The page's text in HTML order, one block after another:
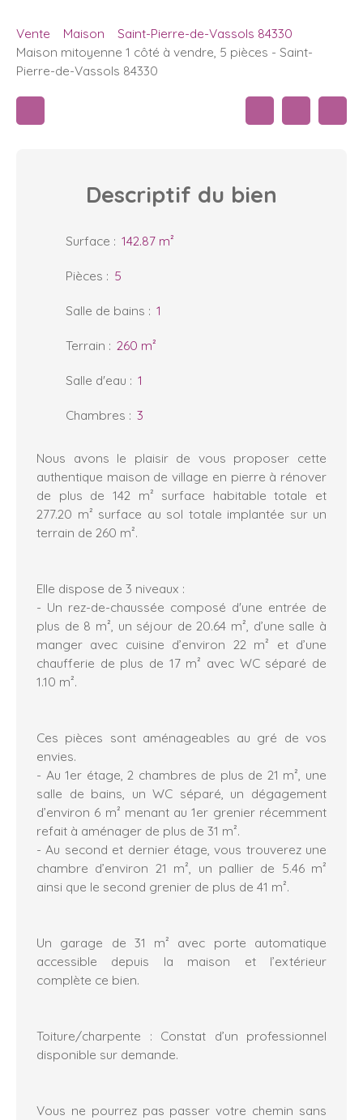
Vente Maison
Saint-Pierre-de-Vassols 84330
Maison mitoyenne 1 côté à vendre, 5 pièces - Saint-
Pierre-de-Vassols 84330
Descriptif du bien
Surface : 142.87 m²
Pièces : 5
Salle de bains : 1
Terrain : 260 m²
Salle d'eau : 1
Chambres : 3
Nous avons le plaisir de vous proposer cette
authentique maison de village en pierre à rénover
de plus de 142 m² surface habitable totale et
277.20 m² surface au sol totale implantée sur un
terrain de 260 m².
Elle dispose de 3 niveaux :
- Un rez-de-chaussée composé d'une entrée de
plus de 8 m², un séjour de 20.64 m², d’une salle à
manger avec cuisine d’environ 22 m² et d’une
chaufferie de plus de 17 m² avec WC séparé de
1.10 m².
Ces pièces sont aménageables au gré de vos
envies.
- Au 1er étage, 2 chambres de plus de 21 m², une
salle de bains, un WC séparé, un dégagement
d’environ 6 m² menant au 1er grenier récemment
refait à aménager de plus de 31 m².
- Au second et dernier étage, vous trouverez une
chambre d’environ 21 m², un pallier de 5.46 m²
ainsi que le second grenier de plus de 41 m².
Un garage de 31 m² avec porte automatique
accessible depuis la maison et l’extérieur
complète ce bien.
Toiture/charpente : Constat d’un professionnel
disponible sur demande.
Vous ne pourrez pas passer votre chemin sans